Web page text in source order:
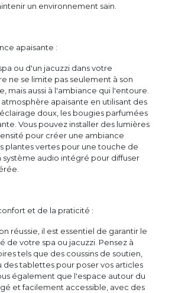
un environnement sain.
apaisante :
ou d'un jacuzzi dans votre
ne se limite pas seulement à son
mais aussi à l'ambiance qui l'entoure.
apaisante en utilisant des
doux, les bougies parfumées
Vous pouvez installer des lumières
pour créer une ambiance
plantes vertes pour une touche de
système audio intégré pour diffuser
et de la praticité :
réussie, il est essentiel de garantir le
de votre spa ou jacuzzi. Pensez à
tels que des coussins de soutien,
des tablettes pour poser vos articles
également que l'espace autour du
et facilement accessible, avec des